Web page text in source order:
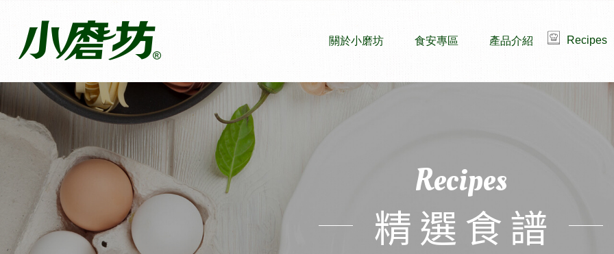
關於小磨坊 食安專區 產品介紹 Recipes
Recipes
精選食譜